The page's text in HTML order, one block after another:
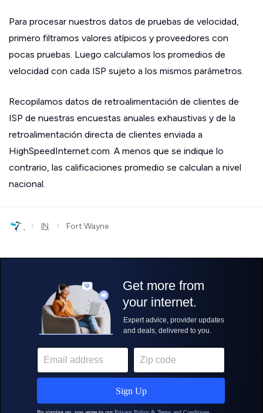
Para procesar nuestros datos de pruebas de velocidad,
primero filtramos valores atípicos y proveedores con
pocas pruebas. Luego calculamos los promedios de
velocidad con cada ISP sujeto a los mismos parámetros.
Recopilamos datos de retroalimentación de clientes de
ISP de nuestras encuestas anuales exhaustivas y de la
retroalimentación directa de clientes enviada a
HighSpeedInternet.com. A menos que se indique lo
contrario, las calificaciones promedio se calculan a nivel
nacional.
› IN › Fort Wayne